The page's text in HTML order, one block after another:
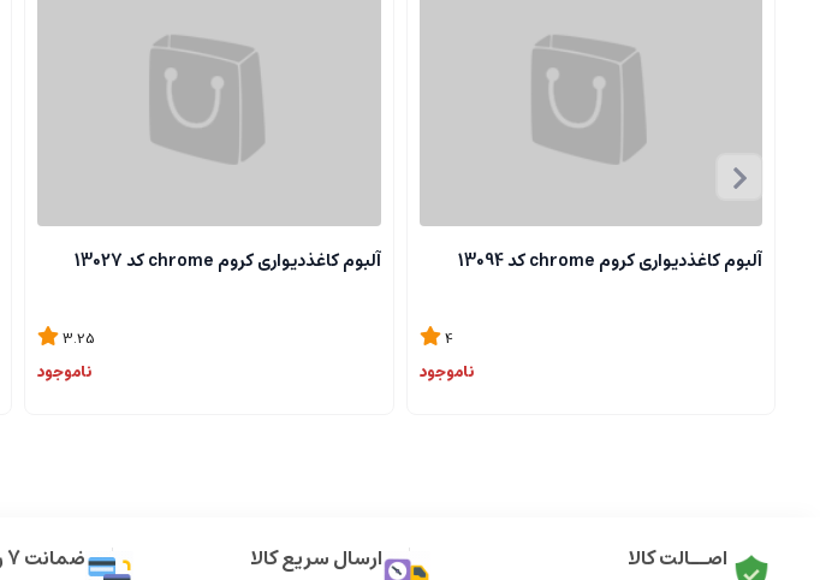
آلبوم کاغذدیواری کروم chrome کد 13094
4
ناموجود
آلبوم کاغذدیواری کروم chrome کد 13027
3.25
ناموجود
اصــالت کالا ارسال سریع کالا ضمانت 7 روزه کیفیت